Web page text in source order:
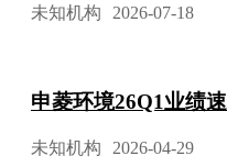
未知机构 2026-07-18
申菱环境26Q1业绩
未知机构 2026-04-29